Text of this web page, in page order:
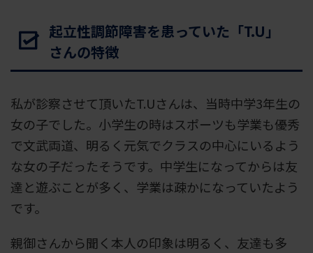
起立性調節障害を患っていた「T.U」
さんの特徴
私が診察させて頂いたT.Uさんは、当時中学3年生の
女の子でした。小学生の時はスポーツも学業も優秀
で文武両道、明るく元気でクラスの中心にいるよう
な女の子だったそうです。中学生になってからは友
達と遊ぶことが多く、学業は疎かになっていたよう
です。
親御さんから聞く本人の印象は明るく、友達も多